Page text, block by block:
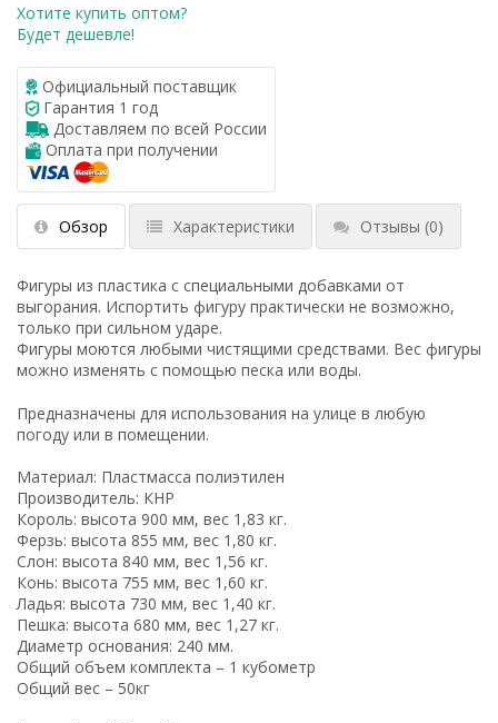
Хотите купить оптом?
Будет дешевле!
Официальный поставщик
Гарантия 1 год
Доставляем по всей России
Оплата при получении
Обзор Характеристики Отзывы (0)
Фигуры из пластика с специальными добавками от
выгорания. Испортить фигуру практически не возможно,
только при сильном ударе.
Фигуры моются любыми чистящими средствами. Вес фигуры
можно изменять с помощью песка или воды.
Предназначены для использования на улице в любую
погоду или в помещении.
Материал: Пластмасса полиэтилен
Производитель: КНР
Король: высота 900 мм, вес 1,83 кг.
Ферзь: высота 855 мм, вес 1,80 кг.
Слон: высота 840 мм, вес 1,56 кг.
Конь: высота 755 мм, вес 1,60 кг.
Ладья: высота 730 мм, вес 1,40 кг.
Пешка: высота 680 мм, вес 1,27 кг.
Диаметр основания: 240 мм.
Общий объем комплекта – 1 кубометр
Общий вес – 50кг